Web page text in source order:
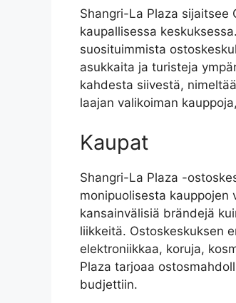
Shangri-La Plaza sijaitsee
kaupallisessa
suosituimmista
asukkaita ja turisteja
kahdesta siivestä,
laajan valikoiman
Kaupat
Shangri-La Plaza -
monipuolisesta kauppojen
kansainvälisiä brändejä
liikkeitä. Ostoskeskuksen
elektroniikkaa, koruja,
Plaza tarjoaa
budjettiin.